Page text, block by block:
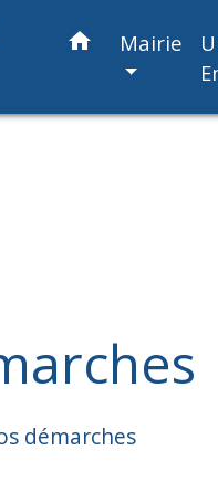
home Mairie
démarches